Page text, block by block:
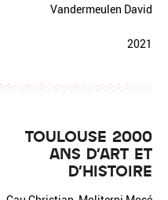
Vandermeulen David
2021
TOULOUSE 2000
ANS D'ART ET
D'HISTOIRE